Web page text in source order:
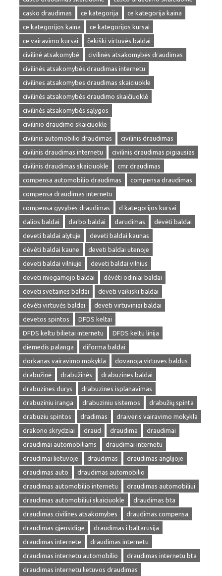
casko draudimas
ce kategorija
ce kategorija kaina
ce kategorijos kaina
ce kategorijos kursai
ce vairavimo kursai
čekiški virtuvės baldai
civilinė atsakomybė
civilinės atsakomybės draudimas
civilinės atsakomybės draudimas internetu
civilines atsakomybes draudimas skaiciuokle
civilinės atsakomybės draudimo skaičiuoklė
civilinės atsakomybės sąlygos
civilinio draudimo skaiciuokle
civilinis automobilio draudimas
civilinis draudimas
civilinis draudimas internetu
civilinis draudimas pigiausias
civilinis draudimas skaiciuokle
cmr draudimas
compensa automobilio draudimas
compensa draudimas
compensa draudimas internetu
compensa gyvybės draudimas
d kategorijos kursai
dalios baldai
darbo baldai darudimas
dėvėti baldai
deveti baldai alytuje
deveti baldai kaunas
dėvėti baldai kaune
deveti baldai utenoje
deveti baldai vilniuje
deveti baldai vilnius
deveti miegamojo baldai
dėvėti odiniai baldai
deveti svetaines baldai
deveti vaikiski baldai
dėvėti virtuvės baldai
deveti virtuviniai baldai
devetos spintos
DFDS keltai
DFDS keltu bilietai internetu
DFDS keltu linija
diemedis palanga
diforma baldai
dorkanas vairavimo mokykla
dovanoja virtuves baldus
drabužinė
drabužinės
drabuzines baldai
drabuzines durys
drabuzines isplanavimas
drabuziniu iranga
drabuziniu sistemos
drabužių spinta
drabuziu spintos
dradimas
draiveris vairavimo mokykla
drakono skrydziai
draud draudima
draudimai
draudimai automobiliams
draudimai internetu
draudimai lietuvoje
draudimas
draudimas anglijoje
draudimas auto
draudimas automobilio
draudimas automobilio internetu
draudimas automobiliui
draudimas automobiliui skaiciuokle
draudimas bta
draudimas civilines atsakomybes
draudimas compensa
draudimas gjensidige
draudimas i baltarusija
draudimas internete
draudimas internetu
draudimas internetu automobilio
draudimas internetu bta
draudimas internetu lietuvos draudimas